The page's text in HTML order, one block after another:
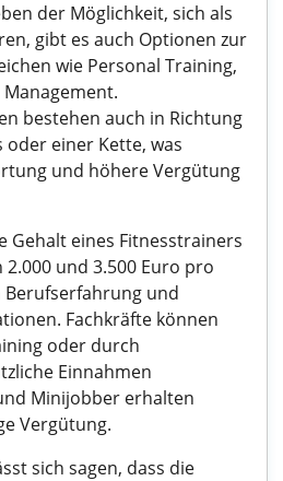
der Möglichkeit, sich als
gibt es auch Optionen zur
wie Personal Training,
bestehen auch in Richtung
oder einer Kette, was
und höhere Vergütung
Gehalt eines Fitnesstrainers
und 3.500 Euro pro
und
Fachkräfte können
oder durch
Einnahmen
Minijobber erhalten
Vergütung.
sich sagen, dass die